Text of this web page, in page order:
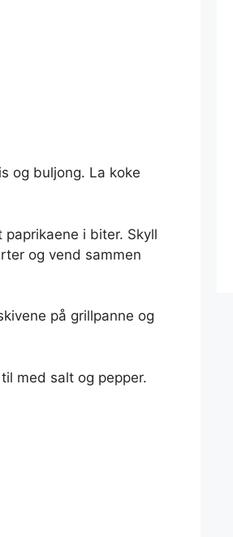
og buljong. La koke
i biter. Skyll
og vend sammen
på grillpanne og
med salt og pepper.